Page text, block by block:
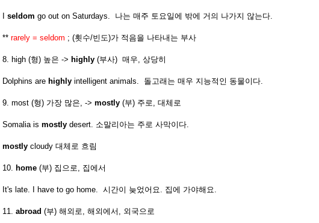
seldom go out on Saturdays. 나는 매주 토요일에 밖에 거의 나가지 않는다.
** rarely = seldom ; (횟수/빈도)가 적음을 나타내는 부사
8. high (형) 높은 -> highly (부사) 매우, 상당히
Dolphins are highly intelligent animals. 돌고래는 매우 지능적인 동물이다.
9. most (형) 가장 많은, -> mostly (부) 주로, 대체로
Somalia is mostly desert. 소말리아는 주로 사막이다.
mostly cloudy 대체로 흐림
10. home (부) 집으로, 집에서
It's late. I have to go home. 시간이 늦었어요. 집에 가야해요.
11. abroad (부) 해외로, 해외에서, 외국으로